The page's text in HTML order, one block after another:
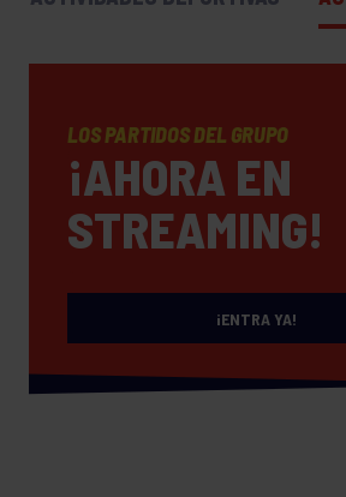
LOS PARTIDOS DEL GRUPO
¡AHORA EN
STREAMING!
¡ENTRA YA!